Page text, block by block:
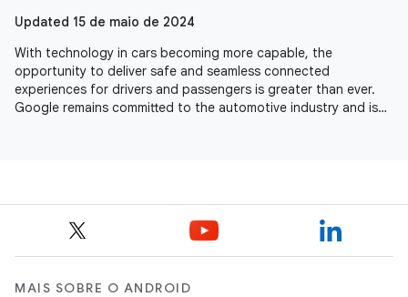
Updated 15 de maio de 2024
With technology in cars becoming more capable, the
opportunity to deliver safe and seamless connected
experiences for drivers and passengers is greater than ever.
Google remains committed to the automotive industry and is
MAIS SOBRE O ANDROID